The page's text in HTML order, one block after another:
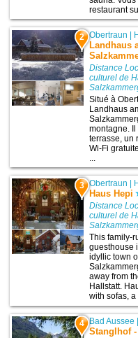
restaurant
2 Obertraun |
Landhaus
Distance
culturel de
Situé à
Landhaus
montagne.
terrasse, un
Wi-Fi
3 Obertraun
Haus Hepi
Distance
culturel de
This family-
guesthouse
idyllic town
away from
Hallstatt.
with sofas,
4 Bad Aussee
Stanglhof